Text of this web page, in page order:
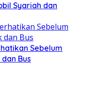
Syariah dan
Sebelum
Bus